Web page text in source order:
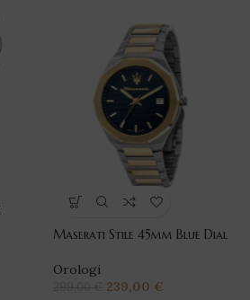
Maserati Stile 45mm Blue Dial
Orologi
239,00 €